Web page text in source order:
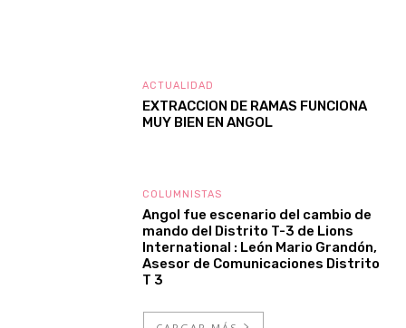
ACTUALIDAD
EXTRACCION DE RAMAS FUNCIONA
MUY BIEN EN ANGOL
COLUMNISTAS
Angol fue escenario del cambio de
mando del Distrito T-3 de Lions
International : León Mario Grandón,
Asesor de Comunicaciones Distrito
T 3